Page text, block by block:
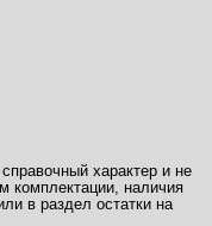
характер и не
комплектации, наличия
в раздел остатки на